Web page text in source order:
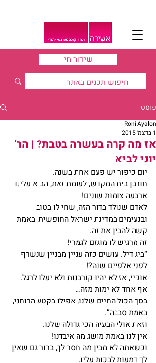
שידור חי
פוסט
אז מה קרה בעשרה בטבת? | הר’
יוני לביא
Roni Ayalon
1 בדצמ׳ 2015
יום כיפור יש פעם אחת בשנה.
חורבן בית המקדש, לעומת זאת, הביא עלינו
ארבעה צומות שונים!
לאדם שנולד בדור הזה, שחי לו בטוב
ובנעימים במדינת ישראל החופשית, באמת
קשה להבין את זה.
זה מרגיש לו מוגזם לגמרי!
“ביג דיל. עושים כזה עניין מבניין שנשרף
לפני אלפיים שנה?!
אוקיי, אז לא יהיו קורבנות ולא יעלו לרגל.
אף אחד לא ימות מזה…
בסך הכול החיים שלנו, אפילו בקטע הרוחני,
באמת סבבה”.
וזאת אולי הבעיה הכי גדולה שלנו.
אין לנו באמת מושג מה איבדנו!
וכשאתה לא מבין מה חסר לך, ברור גם שאין
לך דמעות לבכות עליו.